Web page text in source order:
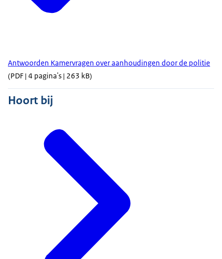
Antwoorden Kamervragen over aanhoudingen door de politie
(PDF | 4 pagina's | 263 kB)
Hoort bij